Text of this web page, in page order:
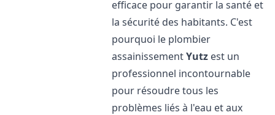
efficace pour garantir la santé et
la sécurité des habitants. C'est
pourquoi le plombier
assainissementYutz est un
professionnel incontournable
pour résoudre tous les
problèmes liés à l'eau et aux